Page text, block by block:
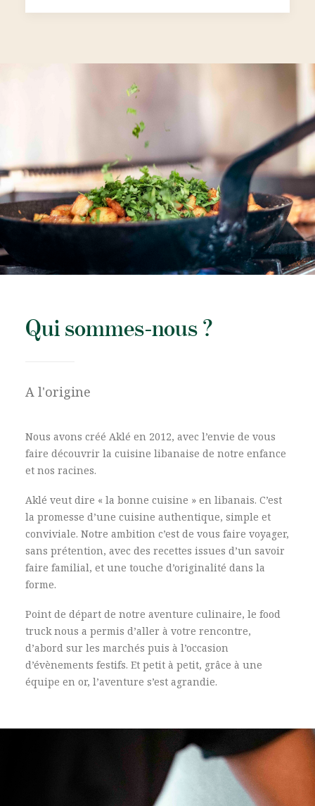
Qui sommes-nous ?
A l'origine
Nous avons créé Aklé en 2012, avec l’envie de vous
faire découvrir la cuisine libanaise de notre enfance
et nos racines.
Aklé veut dire « la bonne cuisine » en libanais. C’est
la promesse d’une cuisine authentique, simple et
conviviale. Notre ambition c’est de vous faire voyager,
sans prétention, avec des recettes issues d’un savoir
faire familial, et une touche d’originalité dans la
forme.
Point de départ de notre aventure culinaire, le food
truck nous a permis d’aller à votre rencontre,
d’abord sur les marchés puis à l’occasion
d’évènements festifs. Et petit à petit, grâce à une
équipe en or, l’aventure s’est agrandie.